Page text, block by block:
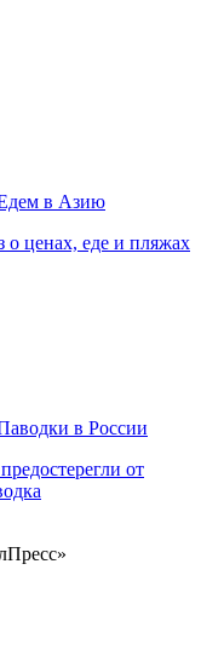
в Азию
о ценах, еде и пляжах
в России
от